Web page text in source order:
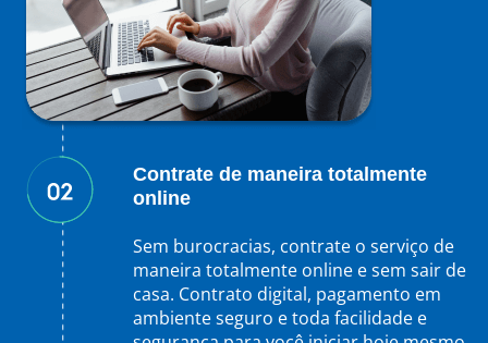
Contrate de maneira totalmente
online
Sem burocracias, contrate o serviço de
maneira totalmente online e sem sair de
casa. Contrato digital, pagamento em
ambiente seguro e toda facilidade e